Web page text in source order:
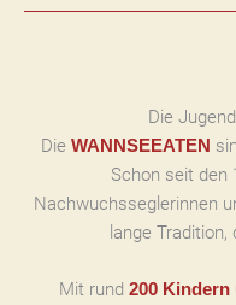
Die
Die WANNSEEATEN
Schon seit den
Nachwuchsseglerinnen
lange Tradition,
Mit rund 200